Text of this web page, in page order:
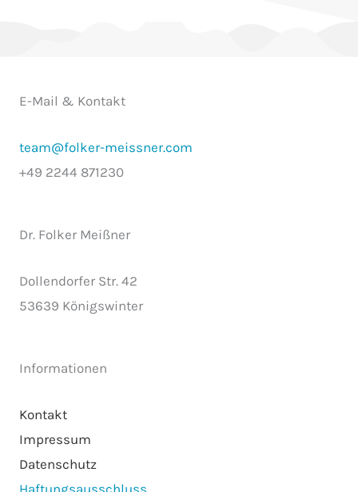
E-Mail & Kontakt
team@folker-meissner.com
+49 2244 871230
Dr. Folker Meißner
Dollendorfer Str. 42
53639 Königswinter
Informationen
Kontakt
Impressum
Datenschutz